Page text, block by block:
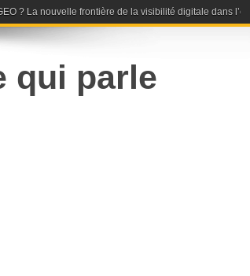
? La nouvelle frontière de la visibilité digitale dans